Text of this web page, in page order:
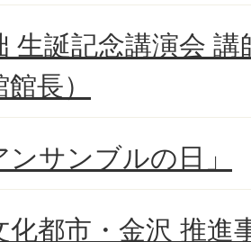
生誕記念講演会
長）
ンサンブルの日」
化都市・金沢 推進